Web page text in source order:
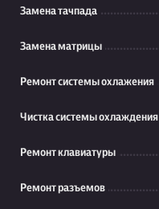
Замена тачпада
Замена матрицы
Ремонт системы охлажения
Чистка системы охлаждения
Ремонт клавиатуры
Ремонт разъемов